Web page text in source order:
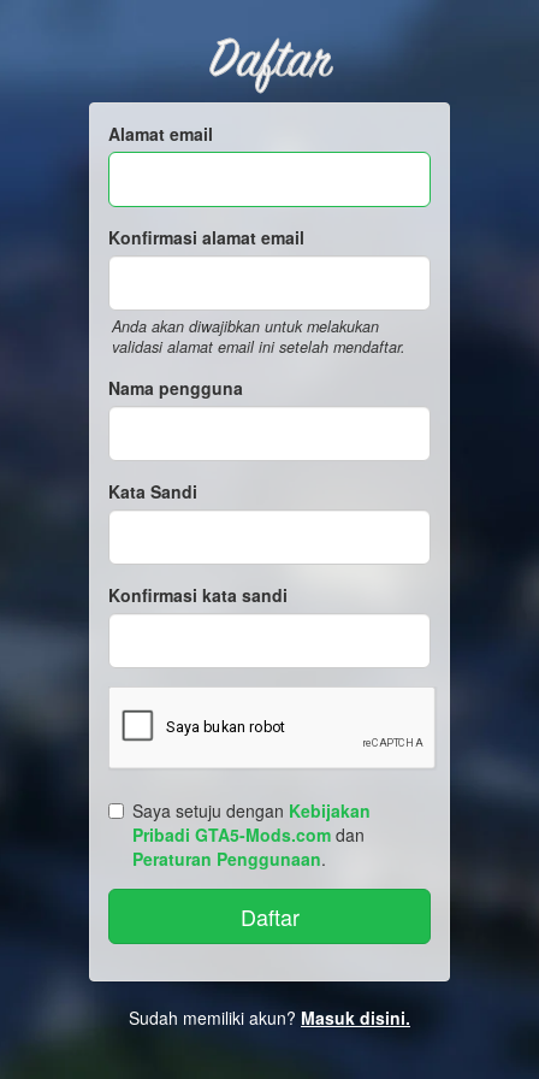
Daftar
Alamat email
Konfirmasi alamat email
Anda akan diwajibkan untuk melakukan
validasi alamat email ini setelah mendaftar.
Nama pengguna
Kata Sandi
Konfirmasi kata sandi
Saya setuju dengan Kebijakan
Pribadi GTA5-Mods.com dan
Peraturan Penggunaan.
Sudah memiliki akun? Masuk disini.